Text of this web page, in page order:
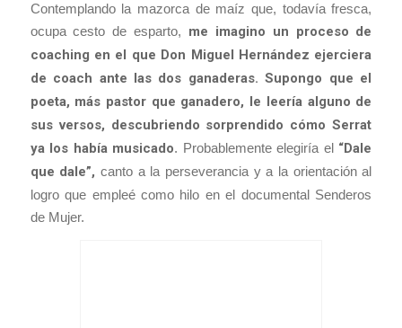
Contemplando la mazorca de maíz que, todavía fresca,
ocupa cesto de esparto, me imagino un proceso de
coaching en el que Don Miguel Hernández ejerciera
de coach ante las dos ganaderas. Supongo que el
poeta, más pastor que ganadero, le leería alguno de
sus versos, descubriendo sorprendido cómo Serrat
ya los había musicado. Probablemente elegiría el “Dale
que dale”, canto a la perseverancia y a la orientación al
logro que empleé como hilo en el documental Senderos
de Mujer.